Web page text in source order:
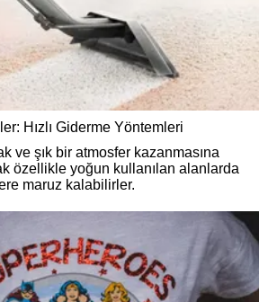
Hızlı Giderme Yöntemleri
ve şık bir atmosfer kazanmasına
özellikle yoğun kullanılan alanlarda
maruz kalabilirler.